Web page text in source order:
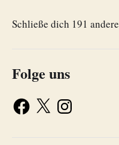
Schließe dich 191
Folge uns